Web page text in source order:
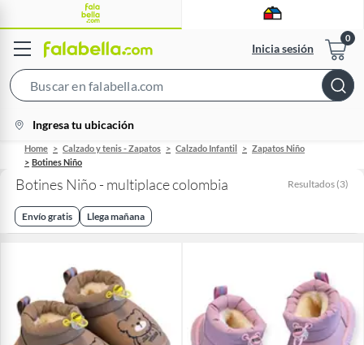
Inicia sesión
Bar
location-
icon
Ingresa tu ubicación
Home Calzado y tenis - Zapatos Calzado Infantil
Zapatos Niño
Botines Niño
Botines Niño - multiplace colombia Resultados (3)
Envío gratis Llega mañana